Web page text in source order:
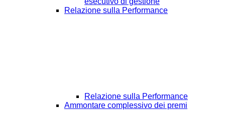
Relazione sulla Performance
Relazione sulla Performance
Ammontare complessivo dei premi